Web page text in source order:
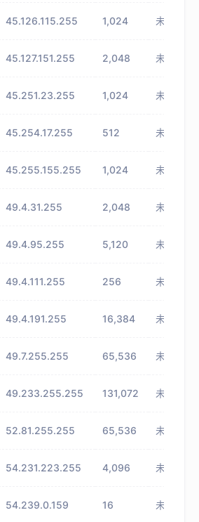
45.126.115.255 1,024 未知
45.127.151.255 2,048 未知
45.251.23.255 1,024 未知
45.254.17.255 512 未知
45.255.155.255 1,024 未知
49.4.31.255 2,048 未知
49.4.95.255 5,120 未知
49.4.111.255 256 未知
49.4.191.255 16,384 未知
49.7.255.255 65,536 未知
49.233.255.255 131,072 未知
52.81.255.255 65,536 未知
54.231.223.255 4,096 未知
54.239.0.159 16 未知